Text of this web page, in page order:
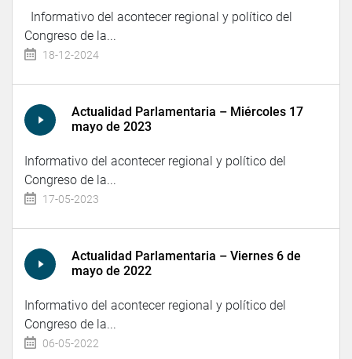
Informativo del acontecer regional y político del
Congreso de la...
18-12-2024
Actualidad Parlamentaria – Miércoles 17
mayo de 2023
Informativo del acontecer regional y político del
Congreso de la...
17-05-2023
Actualidad Parlamentaria – Viernes 6 de
mayo de 2022
Informativo del acontecer regional y político del
Congreso de la...
06-05-2022